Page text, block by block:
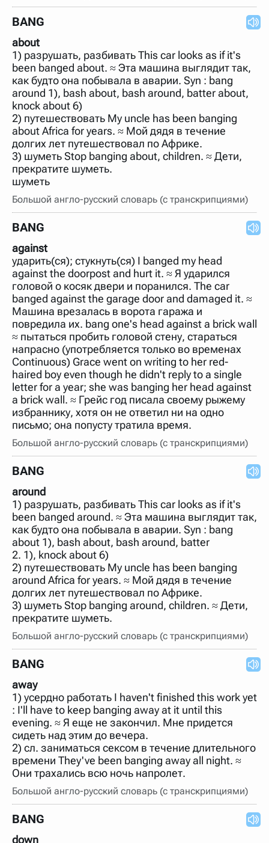
BANG
about
1) разрушать, разбивать This car looks as if it's
been banged about. ≈ Эта машина выглядит так,
как будто она побывала в аварии. Syn : bang
around 1), bash about, bash around, batter about,
knock about 6)
2) путешествовать My uncle has been banging
about Africa for years. ≈ Мой дядя в течение
долгих лет путешествовал по Африке.
3) шуметь Stop banging about, children. ≈ Дети,
прекратите шуметь.
шуметь
Большой англо-русский словарь (с транскрипциями)
BANG
against
ударить(ся); стукнуть(ся) I banged my head
against the doorpost and hurt it. ≈ Я ударился
головой о косяк двери и поранился. The car
banged against the garage door and damaged it. ≈
Машина врезалась в ворота гаража и
повредила их. bang one's head against a brick wall
≈ пытаться пробить головой стену, стараться
напрасно (употребляется только во временах
Continuous) Grace went on writing to her red-
haired boy even though he didn't reply to a single
letter for a year; she was banging her head against
a brick wall. ≈ Грейс год писала своему рыжему
избраннику, хотя он не ответил ни на одно
письмо; она попусту тратила время.
Большой англо-русский словарь (с транскрипциями)
BANG
around
1) разрушать, разбивать This car looks as if it's
been banged around. ≈ Эта машина выглядит так,
как будто она побывала в аварии. Syn : bang
about 1), bash about, bash around, batter
2. 1), knock about 6)
2) путешествовать My uncle has been banging
around Africa for years. ≈ Мой дядя в течение
долгих лет путешествовал по Африке.
3) шуметь Stop banging around, children. ≈ Дети,
прекратите шуметь.
Большой англо-русский словарь (с транскрипциями)
BANG
away
1) усердно работать I haven't finished this work yet
: I'll have to keep banging away at it until this
evening. ≈ Я еще не закончил. Мне придется
сидеть над этим до вечера.
2) сл. заниматься сексом в течение длительного
времени They've been banging away all night. ≈
Они трахались всю ночь напролет.
Большой англо-русский словарь (с транскрипциями)
BANG
down